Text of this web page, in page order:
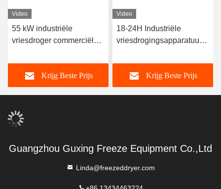
Video
55 kW industriële
vriesdroger commerciële
kg/partij
Krijg Beste Prijs
Video
18-24H Industriële
vriesdrogingsapparatuur
Krijg Beste Prijs
Guangzhou Guxing Freeze Equipment Co.,Ltd
Linda@freezeddryer.com